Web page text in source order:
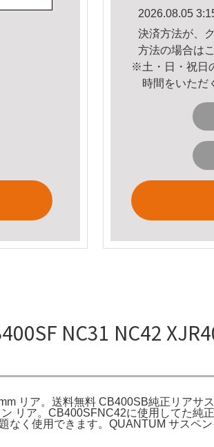
2026.08.05
決済方法が、
方法の場合は
※土・日・祝日
時間をいただ
NC31 NC42
リア。送料無料 CB400SB純正リアサ
リア。CB400SFNC42に使用してた純
く使用できます。QUANTUM サスペ